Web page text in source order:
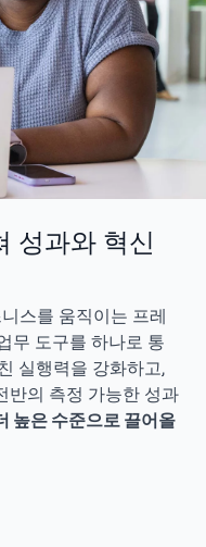
성과와 혁신
스를 움직이는 프레
무 도구를 하나로 통
실행력을 강화하고,
반의 측정 가능한 성과
높은 수준으로 끌어올